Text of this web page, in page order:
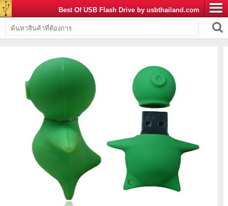
Best Of USB Flash Drive by usbthailand.com